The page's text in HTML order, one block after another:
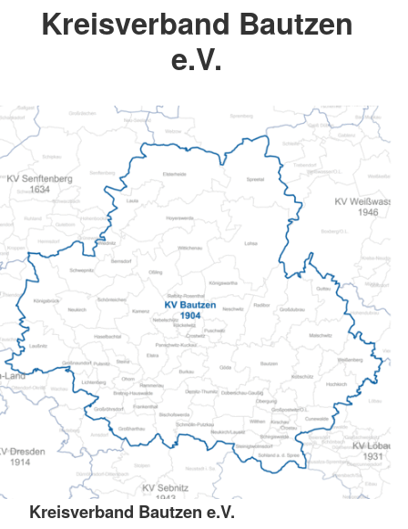
Kreisverband Bautzen
e.V.
Kreisverband Bautzen e.V.